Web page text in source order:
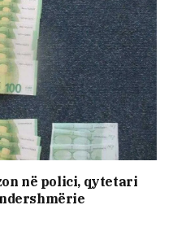
në polici, qytetari